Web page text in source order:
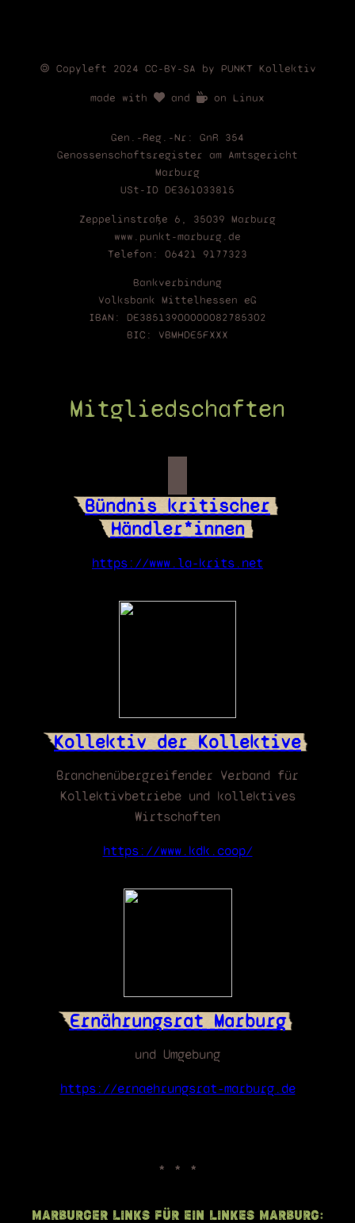
🄯 Copyleft 2024 CC-BY-SA by PUNKT Kollektiv
made with and on Linux
Gen.-Reg.-Nr: GnR 354
Genossenschaftsregister am Amtsgericht
Marburg
USt-ID DE361033815
Zeppelinstraße 6, 35039 Marburg
www.punkt-marburg.de
Telefon: 06421 9177323
Bankverbindung
Volksbank Mittelhessen eG
IBAN: DE38513900000082785302
BIC: VBMHDE5FXXX
Mitgliedschaften
Bündnis kritischer
Händler*innen
https://www.la-krits.net
Kollektiv der Kollektive
Branchenübergreifender Verband für
Kollektivbetriebe und kollektives
Wirtschaften
https://www.kdk.coop/
Ernährungsrat Marburg
und Umgebung
https://ernaehrungsrat-marburg.de
Marburger Links für ein linkes Marburg: